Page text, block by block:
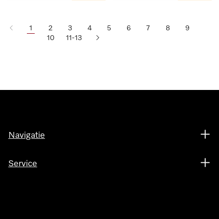
1 2 3 4 5 6 7 8
9
10
11-13
Navigatie
Service